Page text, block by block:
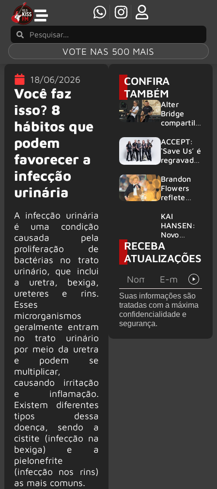
VOTE NAS 500 MAIS
18/06/2026
Você faz
isso? 8
hábitos que
podem
favorecer a
infecção
urinária
A infecção urinária
é uma condição
causada pela
proliferação de
bactérias no trato
urinário, que inclui
a uretra, bexiga,
ureteres e rins.
Esses
microrganismos
geralmente entram
no trato urinário
por meio da uretra
e podem se
multiplicar,
causando irritação
e inflamação.
Existem diferentes
tipos dessa
doença, sendo a
cistite (infecção na
bexiga) e a
pielonefrite
(infecção nos rins)
as mais comuns.
CONFIRA
TAMBÉM
Alter
Bridge
compartilh
vivo de
“Fortress”
gravada
am Ring
2026
ACCEPT:
‘Save Us’ é
regravada
membros
do GHOST
e KORN
Brandon
Flowers
reflete
futuro e
levanta
possibilida
de de
deixar os
palcos
KAI
HANSEN:
Novo
single
‘Welcome
To Life’ é
RECEBA
ATUALIZAÇÕES
Suas informações são
tratadas com a máxima
confidencialidade e
segurança.